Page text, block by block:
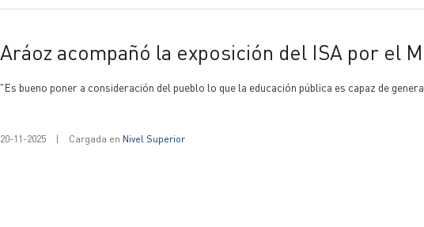
Aráoz acompañó la exposición del ISA por el
"Es bueno poner a consideración del pueblo lo que la educación pública es capaz de
20-11-2025 | Cargada en Nivel Superior